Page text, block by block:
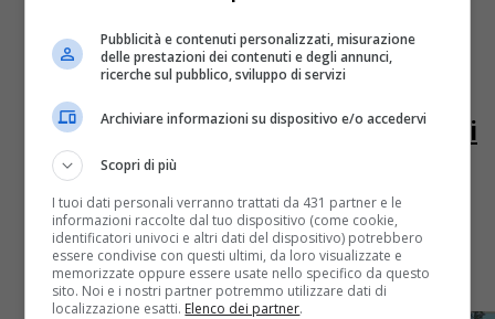
Cittadini2 anni fa
Due grafici per capire dove vivono i
centenari in Piemonte (mai così
tanti dal 2009)
Ci sono 1.632 persone che hanno compiuto 100 anni o
più, abitano soprattutto a Torino, ad Alessandria e a
Cuneo
Pubblicità e contenuti personalizzati, misurazione
delle prestazioni dei contenuti e degli annunci,
ricerche sul pubblico, sviluppo di servizi
Archiviare informazioni su dispositivo e/o accedervi
Scopri di più
I tuoi dati personali verranno trattati da 431 partner e le
informazioni raccolte dal tuo dispositivo (come cookie,
identificatori univoci e altri dati del dispositivo) potrebbero
essere condivise con questi ultimi, da loro visualizzate e
memorizzate oppure essere usate nello specifico da questo
sito. Noi e i nostri partner potremmo utilizzare dati di
localizzazione esatti. Elenco dei partner.